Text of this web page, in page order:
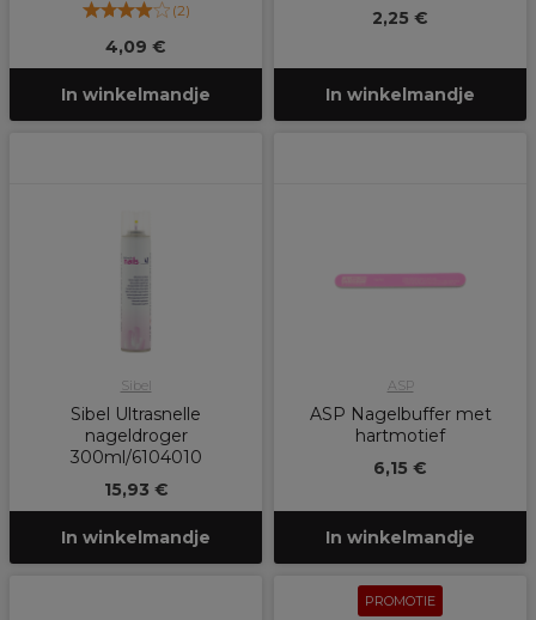
(2)
4,09 €
In winkelmandje
2,25 €
In winkelmandje
Sibel
Sibel Ultrasnelle
nageldroger
300ml/6104010
15,93 €
In winkelmandje
ASP
ASP Nagelbuffer met
hartmotief
6,15 €
In winkelmandje
PROMOTIE